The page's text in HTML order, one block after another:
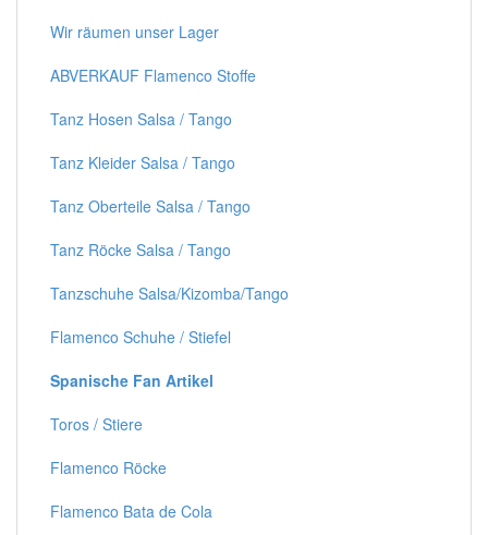
Wir räumen unser Lager
ABVERKAUF Flamenco Stoffe
Tanz Hosen Salsa / Tango
Tanz Kleider Salsa / Tango
Tanz Oberteile Salsa / Tango
Tanz Röcke Salsa / Tango
Tanzschuhe Salsa/Kizomba/Tango
Flamenco Schuhe / Stiefel
Spanische Fan Artikel
Toros / Stiere
Flamenco Röcke
Flamenco Bata de Cola